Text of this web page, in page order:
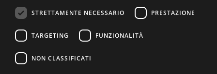
+(34) 976 462 121
STRETTAMENTE NECESSARIO PRESTAZIONE
TARGETING FUNZIONALITÀ
NON CLASSIFICATI